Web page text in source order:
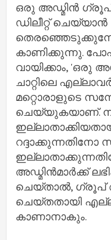
ഒരു അഡ്മിൻ
ഡിലീറ്റ് ചെയ്യാൻ
കാണിക്കുന്നു.
വായിക്കാം, 'ഒരു
ചാറ്റിലെ
മറ്റൊരാളുടെ
ചെയ്യുകയാണ്.
റദ്ദാക്കുന്നതിനോ
അഡ്മിൻമാർക്ക്
ചെയ്താൽ, ഗ്രൂപ്
ചെയ്തതായി
കാണാനാകും.